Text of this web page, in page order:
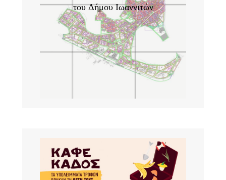
του Δήμου Ιωαννιτών